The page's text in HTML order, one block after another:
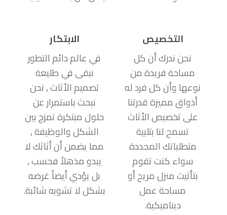
التخصيص
نحن ندرك أن كل
مساحة فريدة من
نوعها وأن كل فرد له
أذواق مميزة قدرتنا
على تخصيص الأثاث
تسمح لنا بتلبية
متطلباتك المحددة
سواء كنت تقوم
بتأثيث منزل مريح أو
مساحة عمل
ديناميكية.
الابتكار
في عالم دائم التطور
نبقى في طليعة
تصميم الأثاث , نحن
نبحث باستمرار عن
حلول مبتكرة تمزج بين
الشكل والوظيفة ,
مما يضمن أن أثاثك لا
يبدو مذهلاُ فحسب ,
بل يؤدي أيضاً غرضه
بشكل لا تشوبه شائبة.